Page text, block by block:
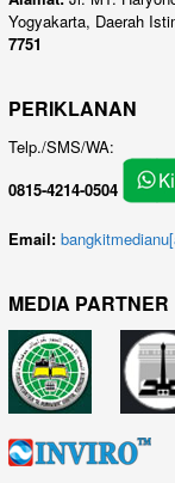
Yogyakarta, Daerah
7751
PERIKLANAN
Telp./SMS/WA:
0815-4214-0504
Email:
MEDIA PARTNER